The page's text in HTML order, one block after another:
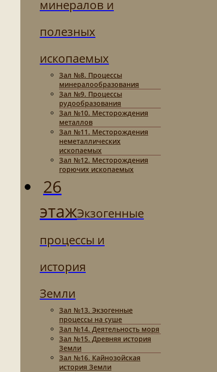
минералов и
полезных
ископаемых
Зал №8. Процессы
минералообразования
Зал №9. Процессы
рудообразования
Зал №10. Месторождения
металлов
Зал №11. Месторождения
неметаллических
ископаемых
Зал №12. Месторождения
горючих ископаемых
26
этажЭкзогенные
процессы и
история
Земли
Зал №13. Экзогенные
процессы на суше
Зал №14. Деятельность моря
Зал №15. Древняя история
Земли
Зал №16. Кайнозойская
история Земли